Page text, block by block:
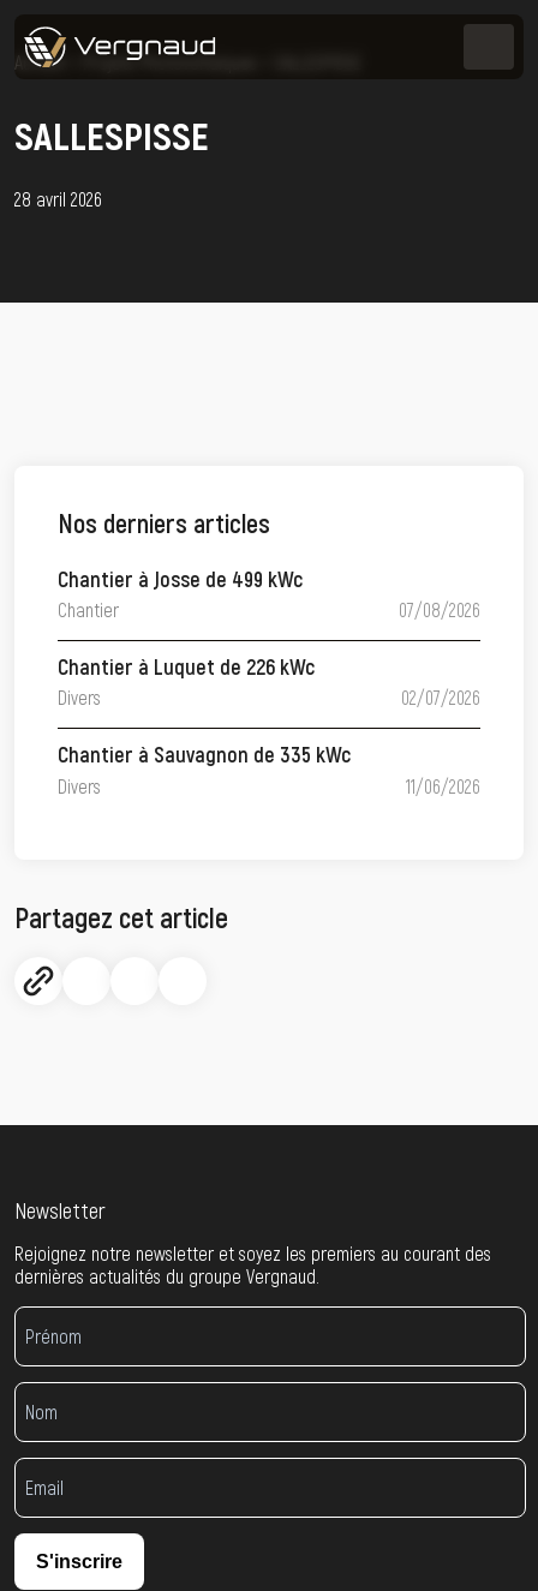
Accueil Projets Photovoltaïques
SALLESPISSE
28 avril 2026
Nos derniers articles
Chantier à Josse de 499 kWc
Chantier 07/08/2026
Chantier à Luquet de 226 kWc
Divers 02/07/2026
Chantier à Sauvagnon de 335 kWc
Divers 11/06/2026
Partagez cet article
Newsletter
Rejoignez notre newsletter et soyez les premiers au courant des
dernières actualités du groupe Vergnaud.
S'inscrire